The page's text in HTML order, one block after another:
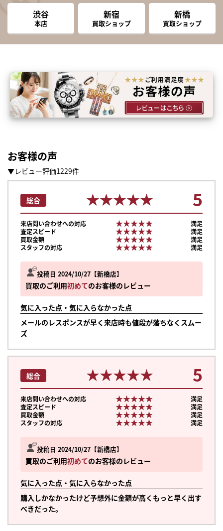
渋谷
本店
新宿
買取ショップ
新橋
買取ショップ
お客様の声
▼レビュー評価1229件
投稿日 2024/10/27 新橋店
買取のご利用初めてのお客様のレビュー
気に入った点・気に入らなかった点
メールのレスポンスが早く来店時も値段が落ちなくスムー
ズ
総合 ★★★★★
★★★★★ 5
来店問い合わせへの対応 ★★★★★
★★★★★
満足
査定スピード
★★★★★
★★★★★
満足
買取金額
★★★★★
★★★★★
満足
スタッフの対応
★★★★★
★★★★★ 満足
投稿日 2024/10/27 新橋店
買取のご利用初めてのお客様のレビュー
気に入った点・気に入らなかった点
購入しかなかったけど予想外に金額が高くもっと早く出す
べきだった。
総合 ★★★★★
★★★★★ 5
来店問い合わせへの対応 ★★★★★
★★★★★
満足
査定スピード
★★★★★
★★★★★
満足
買取金額
★★★★★
★★★★★
満足
スタッフの対応
★★★★★
★★★★★ 満足